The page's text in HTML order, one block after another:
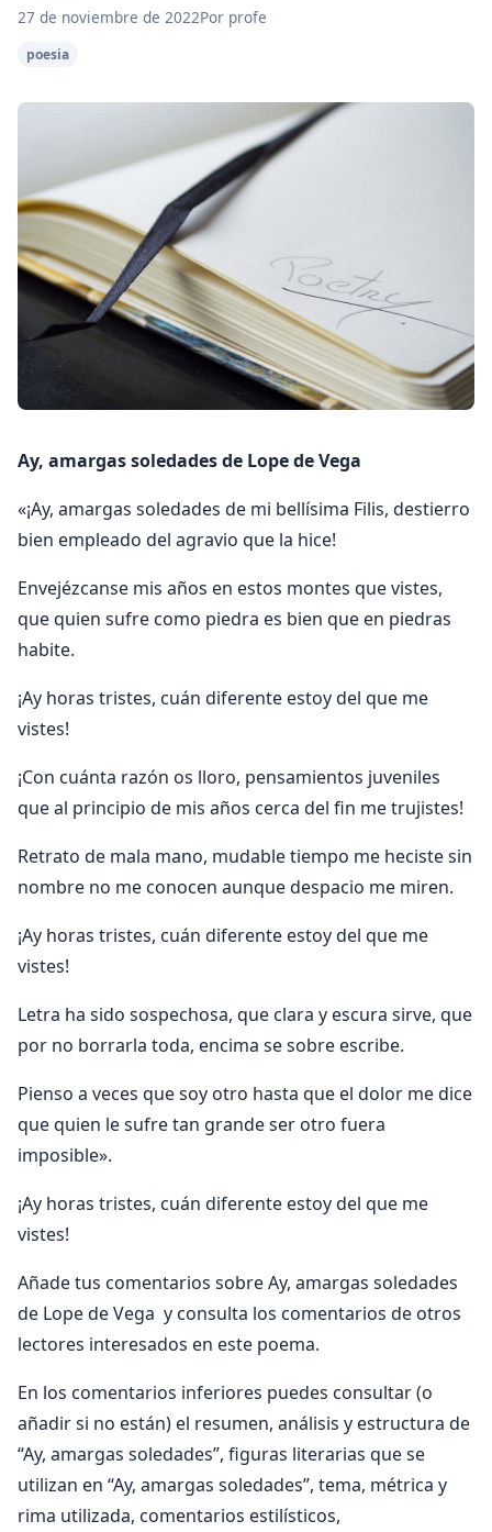
27 de noviembre de 2022Por profe
poesia
Ay, amargas soledades de Lope de Vega
«¡Ay, amargas soledades de mi bellísima Filis, destierro
bien empleado del agravio que la hice!
Envejézcanse mis años en estos montes que vistes,
que quien sufre como piedra es bien que en piedras
habite.
¡Ay horas tristes, cuán diferente estoy del que me
vistes!
¡Con cuánta razón os lloro, pensamientos juveniles
que al principio de mis años cerca del fin me trujistes!
Retrato de mala mano, mudable tiempo me heciste sin
nombre no me conocen aunque despacio me miren.
¡Ay horas tristes, cuán diferente estoy del que me
vistes!
Letra ha sido sospechosa, que clara y escura sirve, que
por no borrarla toda, encima se sobre escribe.
Pienso a veces que soy otro hasta que el dolor me dice
que quien le sufre tan grande ser otro fuera
imposible».
¡Ay horas tristes, cuán diferente estoy del que me
vistes!
Añade tus comentarios sobre Ay, amargas soledades
de Lope de Vega y consulta los comentarios de otros
lectores interesados en este poema.
En los comentarios inferiores puedes consultar (o
añadir si no están) el resumen, análisis y estructura de
“Ay, amargas soledades”, figuras literarias que se
utilizan en “Ay, amargas soledades”, tema, métrica y
rima utilizada, comentarios estilísticos,